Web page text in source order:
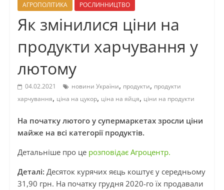
АГРОПОЛІТИКА РОСЛИННИЦТВО
Як змінилися ціни на
продукти харчування у
лютому
04.02.2021 новини України, продукти, продукти
харчування, ціна на цукор, ціна на яйця, ціни на продукти
На початку лютого у супермаркетах зросли ціни
майже на всі категорії продуктів.
Детальніше про це розповідає Агроцентр.
Деталі: Десяток курячих яєць коштує у середньому
31,90 грн. На початку грудня 2020-го їх продавали